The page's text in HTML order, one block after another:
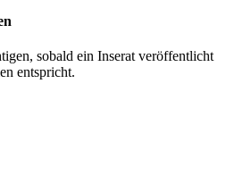
Velar
sobald ein Inserat veröffentlicht
entspricht.